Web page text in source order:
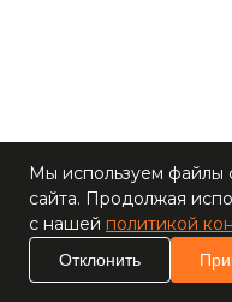
ракеток
ракеток
Мы используем файлы
сайта. Продолжая
с нашей политикой
Отклонить